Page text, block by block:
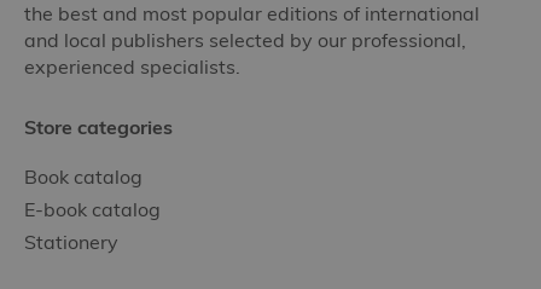
the best and most popular editions of international
and local publishers selected by our professional,
experienced specialists.
Store categories
Book catalog
E-book catalog
Stationery